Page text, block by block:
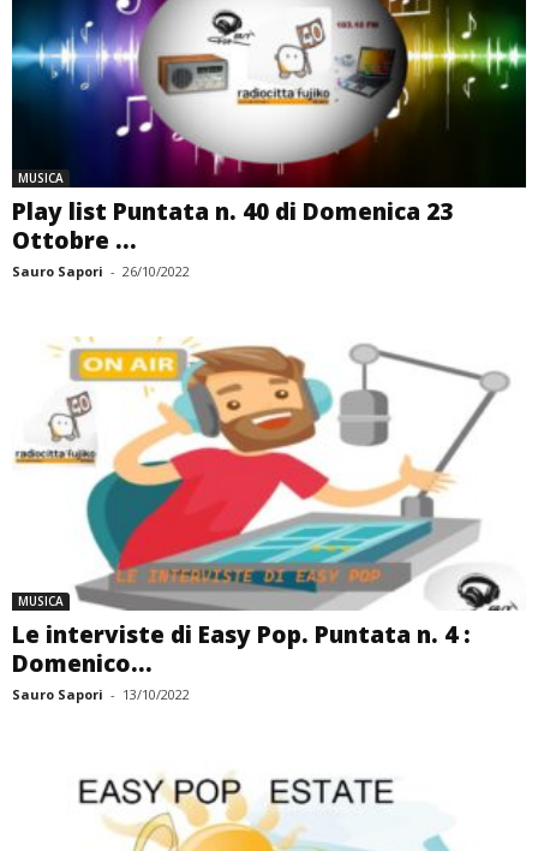
MUSICA
Play list Puntata n. 40 di Domenica 23
Ottobre ...
Sauro Sapori - 26/10/2022
MUSICA
Le interviste di Easy Pop. Puntata n. 4 :
Domenico...
Sauro Sapori - 13/10/2022